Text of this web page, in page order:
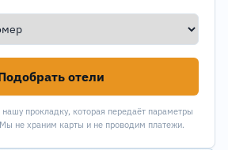
отели
прокладку, которая передаёт параметры
не храним карты и не проводим платежи.